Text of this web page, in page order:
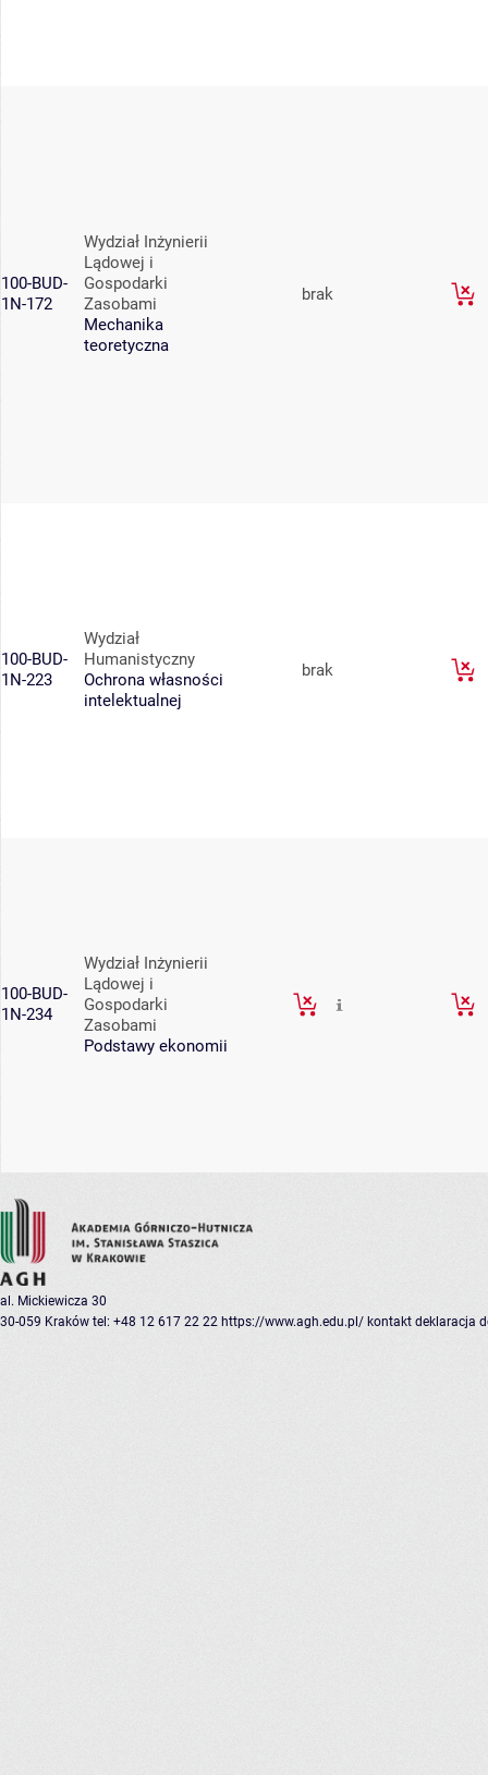
100-BUD-
1N-172
Wydział Inżynierii
Lądowej i
Gospodarki
Zasobami
Mechanika
teoretyczna
brak
100-BUD-
1N-223
Wydział
Humanistyczny
Ochrona własności
intelektualnej
brak
100-BUD-
1N-234
Wydział Inżynierii
Lądowej i
Gospodarki
Zasobami
Podstawy ekonomii
al. Mickiewicza 30
30-059 Kraków tel: +48 12 617 22 22 https://www.agh.edu.pl/ kontakt deklaracja